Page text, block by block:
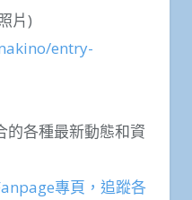
片)
entry-
的各種最新動態和資
專頁，追蹤各